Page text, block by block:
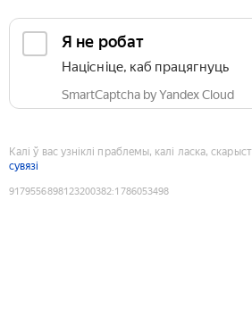
Я не робат
Націсніце, каб працягнуць
SmartCaptcha by Yandex Cloud
Калі ў вас узніклі праблемы, калі ласка,
сувязі
9179556898123200382:1786053498